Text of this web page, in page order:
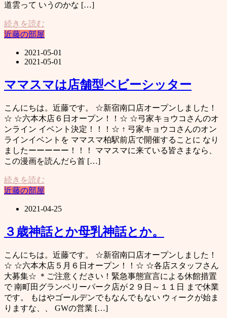
道雲って いうのかな […]
続きを読む
近藤の部屋
2021-05-01
2021-05-01
ママスマは店舗型ベビーシッター
こんにちは。近藤です。 ☆新宿南口店オープンしました！
☆ ☆六本木店６日オープン！！☆ ☆弓家キョウコさんのオ
ンライン イベント決定！！！☆ ↑ 弓家キョウコさんのオン
ラインイベントを ママスマ柏駅前店で開催することに なり
ましたーーーーー！！！ ママスマに来ている皆さまなら、
この漫画を読んだら首 […]
続きを読む
近藤の部屋
2021-04-25
３歳神話とか母乳神話とか。
こんにちは。近藤です。 ☆新宿南口店オープンしました！
☆ ☆六本木店５月６日オープン！！☆ ☆各店スタッフさん
大募集☆ ＊ご注意ください！緊急事態宣言による休館措置
で 南町田グランベリーパーク店が２９日～１１日 まで休業
です。 もはやゴールデンでもなんでもない ウィークが始ま
りますな、、 GWの営業 […]